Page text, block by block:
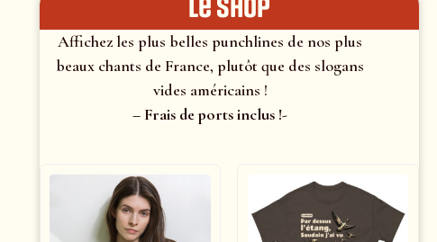
le shop
Affichez les plus belles punchlines de nos plus
beaux chants de France, plutôt que des slogans
vides américains !
– Frais de ports inclus !-